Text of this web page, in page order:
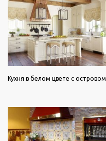
Кухня в белом цвете с островом